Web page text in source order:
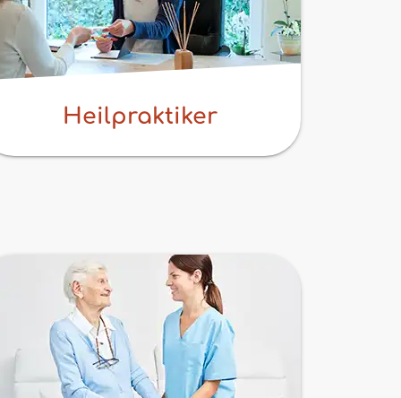
Heilpraktiker